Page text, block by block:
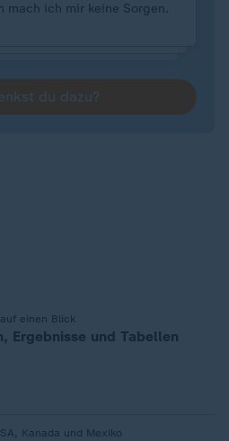
mach ich mir keine Sorgen.
du dazu?
einen Blick
Ergebnisse und Tabellen
Kanada und Mexiko